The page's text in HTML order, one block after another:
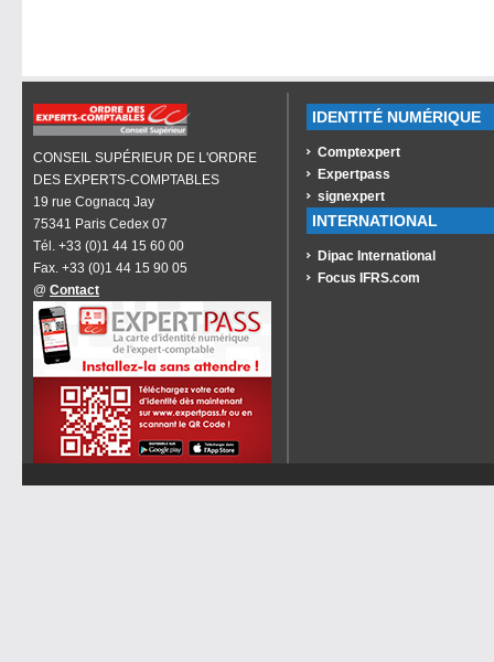
CONSEIL SUPÉRIEUR DE L'ORDRE
DES EXPERTS-COMPTABLES
19 rue Cognacq Jay
75341 Paris Cedex 07
Tél. +33 (0)1 44 15 60 00
Fax. +33 (0)1 44 15 90 05
@ Contact
IDENTITÉ NUMÉRIQUE
Comptexpert
Expertpass
signexpert
INTERNATIONAL
Dipac International
Focus IFRS.com